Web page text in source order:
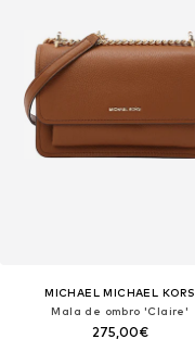
MICHAEL MICHAEL KORS
Mala de ombro 'Claire'
275,00€